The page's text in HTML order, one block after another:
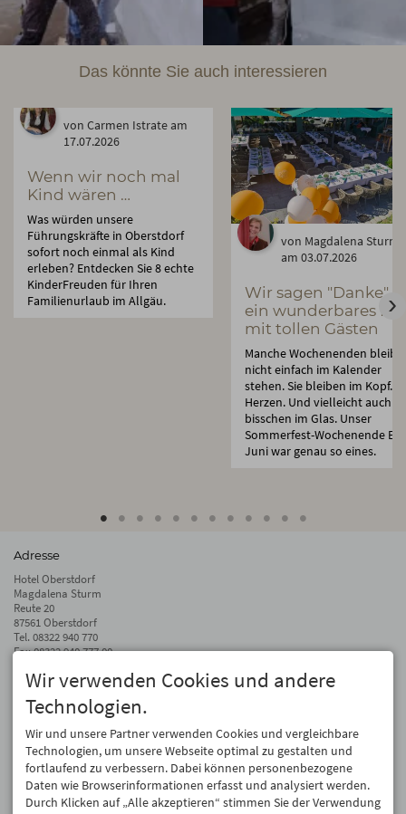
Das könnte Sie auch interessieren
von Carmen Istrate am
17.07.2026
Wenn wir noch mal
Kind wären …
Was würden unsere
Führungskräfte in Oberstdorf
sofort noch einmal als Kind
erleben? Entdecken Sie 8 echte
KinderFreuden für Ihren
Familienurlaub im Allgäu.
von Magdalena Sturm
am 03.07.2026
Wir sagen "Danke"
ein wunderbares
mit tollen Gästen
Manche Wochenenden
nicht einfach im Kalender
stehen. Sie bleiben im Kopf.
Herzen. Und vielleicht auch
bisschen im Glas. Unser
Sommerfest-Wochenende
Juni war genau so eines.
Adresse
Hotel Oberstdorf
Magdalena Sturm
Reute 20
87561 Oberstdorf
Tel. 08322 940 770
Fax 08322 940 777 00
info@hotel-oberstdorf.de
Auf dem Laufenden bleiben
Wir geben Ihre E-Mail-Adresse nicht weiter. Wir mögen auch keinen Spam.
Versprochen! Eine Abmeldung ist jederzeit möglich.
Anmelden
Wir verwenden Cookies und andere
Technologien.
Wir und unsere Partner verwenden Cookies und vergleichbare
Technologien, um unsere Webseite optimal zu gestalten und
fortlaufend zu verbessern. Dabei können personenbezogene
Daten wie Browserinformationen erfasst und analysiert werden.
Durch Klicken auf „Alle akzeptieren“ stimmen Sie der Verwendung